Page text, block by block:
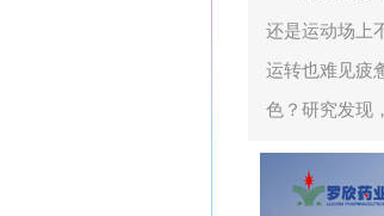
还是运动场上
运转也难见疲
色？研究发现